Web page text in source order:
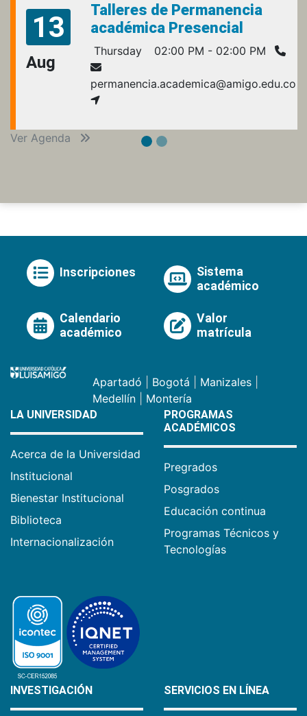
13
Aug
Talleres de Permanencia
académica Presencial
Thursday 02:00 PM - 02:00 PM
permanencia.academica@amigo.edu.co
Ver Agenda
Inscripciones
Sistema
académico
Calendario
académico
Valor
matrícula
Apartadó Bogotá Manizales
Medellín
Montería
LA UNIVERSIDAD
Acerca de la Universidad
Institucional
Bienestar Institucional
Biblioteca
Internacionalización
PROGRAMAS
ACADÉMICOS
Pregrados
Posgrados
Educación continua
Programas Técnicos y
Tecnologías
INVESTIGACIÓN SERVICIOS EN LÍNEA